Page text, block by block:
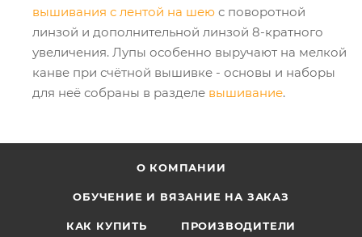
вышивания с лентой на шею с поворотной
линзой и дополнительной линзой 8-кратного
увеличения. Лупы особенно выручают на мелкой
канве при счётной вышивке - основы и наборы
для неё собраны в разделе вышивание.
О КОМПАНИИ
ОБУЧЕНИЕ И ВЯЗАНИЕ НА ЗАКАЗ
КАК КУПИТЬ ПРОИЗВОДИТЕЛИ